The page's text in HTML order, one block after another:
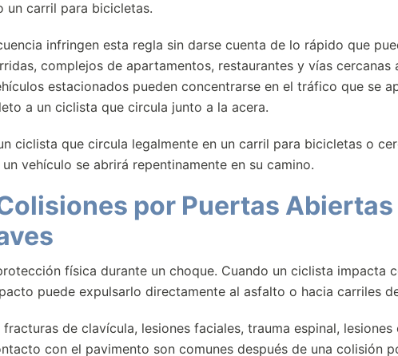
un carril para bicicletas.
infringen esta regla sin darse cuenta de lo rápido que
complejos de apartamentos, restaurantes y vías cercanas
estacionados pueden concentrarse en el tráfico que se
a un ciclista que circula junto a la acera.
ciclista que circula legalmente en un carril para bicicletas o
vehículo se abrirá repentinamente en su camino.
por Puertas
física durante un choque. Cuando un ciclista impacta
puede expulsarlo directamente al asfalto o hacia carriles
de clavícula, lesiones faciales, trauma espinal,
con el pavimento son comunes después de una colisión